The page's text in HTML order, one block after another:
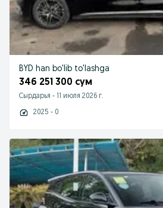
BYD han bo'lib to'lashga
346 251 300 сум
Сырдарья - 11 июля 2026 г.
2025 - 0